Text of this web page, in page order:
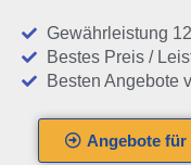
Gewährleistung
Bestes Preis /
Besten Angebote
Angebote für